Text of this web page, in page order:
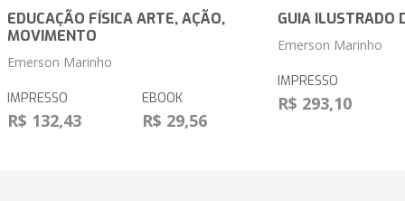
EDUCAÇÃO FÍSICA ARTE, AÇÃO,
MOVIMENTO
Emerson Marinho
IMPRESSO
R$ 132,43
EBOOK
R$ 29,56
GUIA ILUSTRADO
Emerson Marinho
IMPRESSO
R$ 293,10